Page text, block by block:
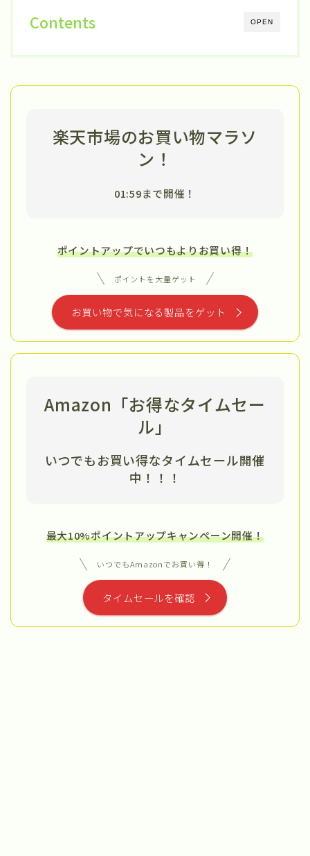
OPEN
Contents
楽天市場のお買い物マラソ
ン！
01:59まで開催！
ポイントアップでいつもよりお買い得！
ポイントを大量ゲット
お買い物で気になる製品をゲット
Amazon「お得なタイムセー
ル」
いつでもお買い得なタイムセール開催
中 ！！！
最大10%ポイントアップキャンペーン開催！
いつでもAmazonでお買い得！
タイムセールを確認